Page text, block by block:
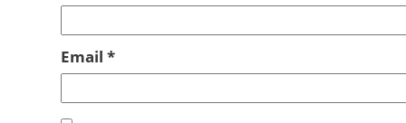
Email *